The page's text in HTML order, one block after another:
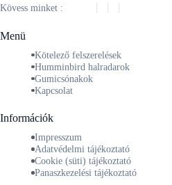
Kövess minket :
Menü
Kötelező felszerelések
Humminbird halradarok
Gumicsónakok
Kapcsolat
Információk
Impresszum
Adatvédelmi tájékoztató
Cookie (süti) tájékoztató
Panaszkezelési tájékoztató